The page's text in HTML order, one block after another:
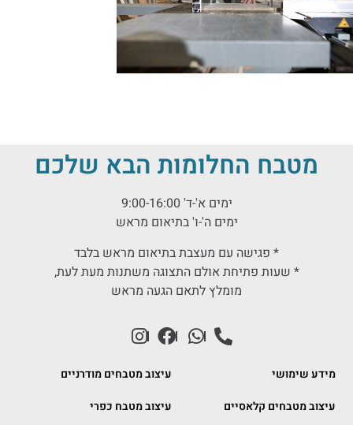
מטבח החלומות הבא שלכם
ימים א'-ד' 9:00-16:00
ימים ה'-ו' בתיאום מראש
* פגישה עם מעצבת בתיאום מראש בלבד
* שעות פתיחת אולם התצוגה משתנות מעת לעת,
מומלץ לתאם הגעה מראש
מידע שימושי
עיצוב מטבחים מודרניים
עיצוב מטבחים קלאסיים
עיצוב מטבח כפרי